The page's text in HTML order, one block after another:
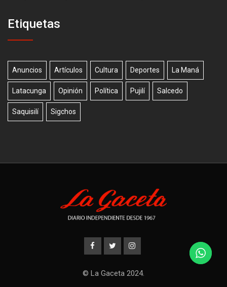
Etiquetas
Anuncios Artículos Cultura Deportes La Maná
Latacunga Opinión Política Pujilí Salcedo
Saquisilí Sigchos
© La Gaceta 2024.